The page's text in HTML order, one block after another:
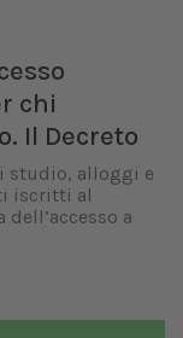
chi
Il Decreto
studio, alloggi e
iscritti al
a